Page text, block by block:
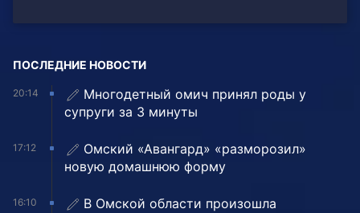
ПОСЛЕДНИЕ НОВОСТИ
20:14
Многодетный омич принял роды у
супруги за 3 минуты
17:12
Омский «Авангард» «разморозил»
новую домашнюю форму
16:10
В Омской области произошла